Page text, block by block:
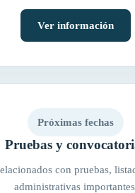
Ver información
Próximas fechas
Pruebas y
con pruebas,
administrativas